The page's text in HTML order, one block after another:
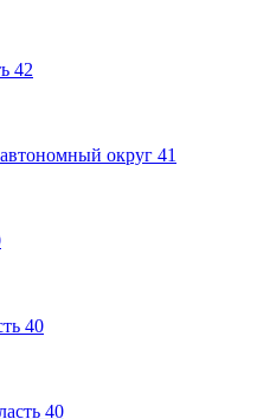
42
округ 41
40
40